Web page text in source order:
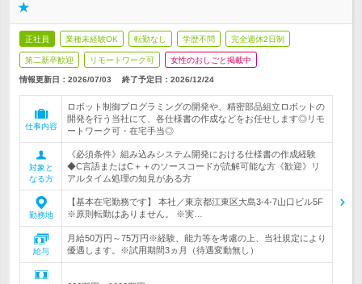
★
正社員 業種未経験OK 転勤なし 学歴不問 完全週休2日制
第二新卒歓迎 リモートワーク可 女性のおしごと掲載中
情報更新日：2026/07/03 終了予定日： 2026/12/24
仕事内容
ロボット制御プログラミングの開発や、精密部品組立ロボットの
開発を行う当社にて、各仕様書の作成などをお任せします◎リモ
ートワーク可・在宅手当◎
対象と
なる方
《必須条件》組み込みシステム開発における仕様書の作成経験
◆C言語またはC＋＋のソースコードが読解可能な方《歓迎》リ
アルタイム処理の知見がある方
勤務地
【基本在宅勤務です】 本社／東京都江東区大島3-4-7山口ビル5F
※原則転勤はありません。 ※実…
給与
月給50万円～75万円※経験、能力等を考慮の上、当社規定により
優遇します。※試用期間3ヵ月（待遇変動無し）